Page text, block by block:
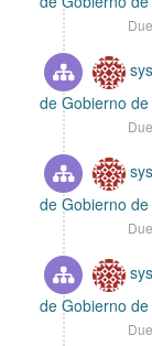
de Gobierno
de Gobierno
de Gobierno